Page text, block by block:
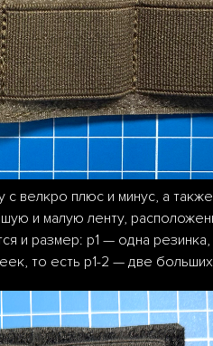
велкро плюс и минус, а
и малую ленту,
и размер: р1 — одна
то есть р1-2 — две больших